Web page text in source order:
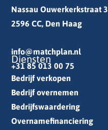
Nassau Ouwerkerkstraat 3
2596 CC, Den Haag
info@matchplan.nl
+31 85 013 00 75
Diensten
Bedrijf verkopen
Bedrijf overnemen
Bedrijfswaardering
Overnamefinanciering